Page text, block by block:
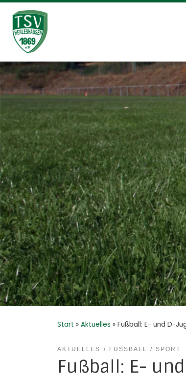
Zum Inhalt springen
Start » Aktuelles » Fußball: E- und D-
AKTUELLES FUSSBALL SPORT
Fußball: E-